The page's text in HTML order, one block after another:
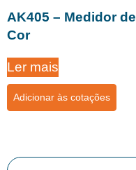
AK405 – Medidor de
Cor
Ler mais
Adicionar às cotações